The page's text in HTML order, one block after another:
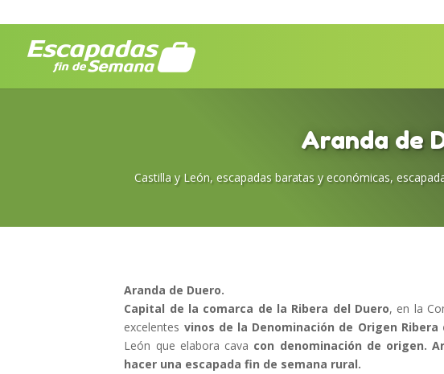
Aranda de
Castilla y León, escapadas baratas y económicas,
Aranda de Duero.
Capital de la comarca de la Ribera del Duero, en la
excelentes vinos de la Denominación de Origen Ribera
León que elabora cava con denominación de origen.
hacer una escapada fin de semana rural.